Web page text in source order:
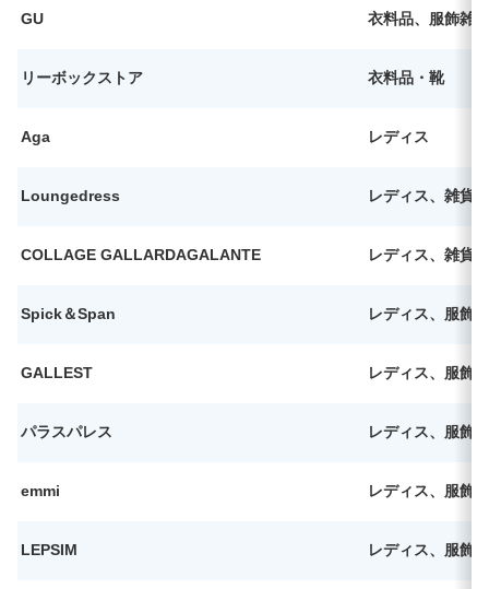
GU 衣料品、服飾雑貨
リーボックストア 衣料品・靴
Aga レディス
Loungedress レディス、雑貨等
COLLAGE GALLARDAGALANTE レディス、雑貨等
Spick＆Span レディス、服飾
GALLEST レディス、服飾
パラスパレス レディス、服飾
emmi レディス、服飾
LEPSIM レディス、服飾